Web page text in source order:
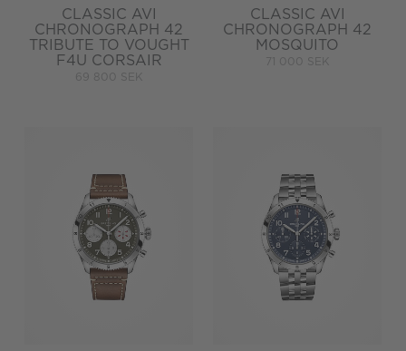
CLASSIC AVI
CHRONOGRAPH 42
TRIBUTE TO VOUGHT
F4U CORSAIR
69 800 SEK
CLASSIC AVI
CHRONOGRAPH 42
MOSQUITO
71 000 SEK